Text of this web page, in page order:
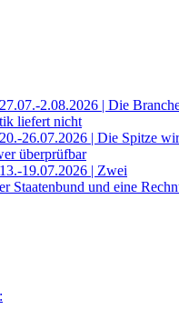
2.08.2026 | Die
liefert nicht
26.07.2026 | Die Spitze
überprüfbar
19.07.2026 | Zwei
Staatenbund und eine